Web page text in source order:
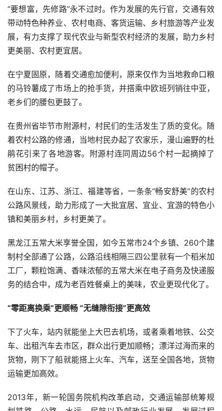
“要想富，先修路”永不过时。作为发展的先行官，交通有效
带动特色种养业、农村电商、客货运输、乡村旅游等产业发
展，有力支撑了现代农业与新型农村经济的发展，助力乡村
更美丽、农村更宜居。
在宁夏固原，随着交通愈加便利，原来仅作为当地救命口粮
的马铃薯成了市场上的抢手货，并搭乘中欧班列销往中亚，
老乡们的腰包更鼓了。
在贵州省毕节市附源村，村民们的生活发生了质的变化。随
着农村公路的修通，当地村民办起了农家乐，漫山遍野的杜
鹃花引来了各地游客。附源村连同周边56个村一起摘掉了
贫困村的帽子。
在山东、江苏、浙江、福建等省，一条条“畅安舒美”的农村
公路风景线，助力形成了一大批宜居、宜业、宜游的特色小
镇和美丽乡村，乡村更美了。
黑龙江五常大米享誉全国，如今五常市24个乡镇、 260个建
制村全部通了公路，公路沿线相隔三四公里就有一个稻米加
工厂，颗粒饱满、香味浓郁的五常大米在电子商务及快递服
务的结合中，成为老百姓餐桌上的美味，农业更现代化了。
“零距离换乘”更顺畅 “无缝隙衔接”更高效
下了火车，站内就能坐上大巴去机场，或者乘着地铁、公交
车、出租汽车去市区，群众出行更加顺畅；漂洋过海而来的
货物，刚下了船就能搭上火车、汽车，送至全国各地，货物
运输更加高效。
2013年，新一轮国务院机构改革启动，交通运输部统筹规